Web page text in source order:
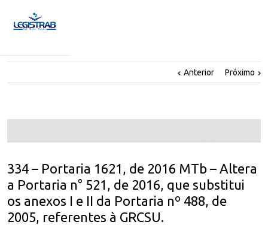
Anterior Próximo
334 – Portaria 1621, de 2016 MTb – Altera
a Portaria n° 521, de 2016, que substitui
os anexos I e II da Portaria nº 488, de
2005, referentes à GRCSU.